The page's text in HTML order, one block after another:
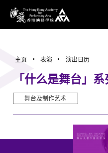
香港演艺学院
主页 表演 演出日历
「什么是舞台」
舞台及制作艺术